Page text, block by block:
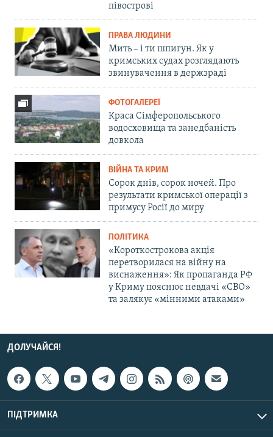
півострові
ПРАВА ЛЮДИНИ
Мить – і ти шпигун. Як у
кримських судах розглядають
звинувачення в держзраді
ФОТОГАЛЕРЕЇ
Краса Сімферопольського
водосховища та занедбаність
довкола
ВІЙНА ТА КРИМ
Сорок днів, сорок ночей. Про
результати кримської операції з
примусу Росії до миру
ПОЛІТИКА
«Короткострокова акція
перетворилася на війну на
виснаження»: Як пропаганда РФ
у Криму пояснює невдачі «СВО»
та залякує «мінними атаками»
ДОЛУЧАЙСЯ!
ПІДТРИМКА